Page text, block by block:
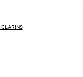
CLARINS